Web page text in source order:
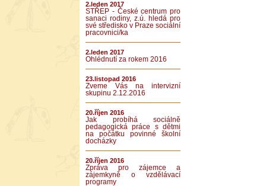
2.leden 2017
STŘEP - České centrum pro
sanaci rodiny, z.ú. hledá pro
své středisko v Praze sociální
pracovnici/ka
2.leden 2017
Ohlédnutí za rokem 2016
23.listopad 2016
Zveme Vás na intervizní
skupinu 2.12.2016
20.říjen 2016
Jak probíhá sociálně
pedagogická práce s dětmi
na počátku povinné školní
docházky
20.říjen 2016
Zpráva pro zájemce a
zájemkyně o vzdělávací
programy